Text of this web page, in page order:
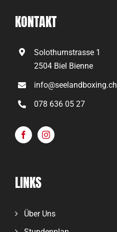
KONTAKT
Solothurnstrasse 1
2504 Biel Bienne
info@seelandboxing.ch
078 636 05 27
LINKS
Über Uns